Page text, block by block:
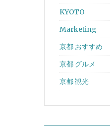
KYOTO
Marketing
京都 おすすめ
京都 グルメ
京都 観光